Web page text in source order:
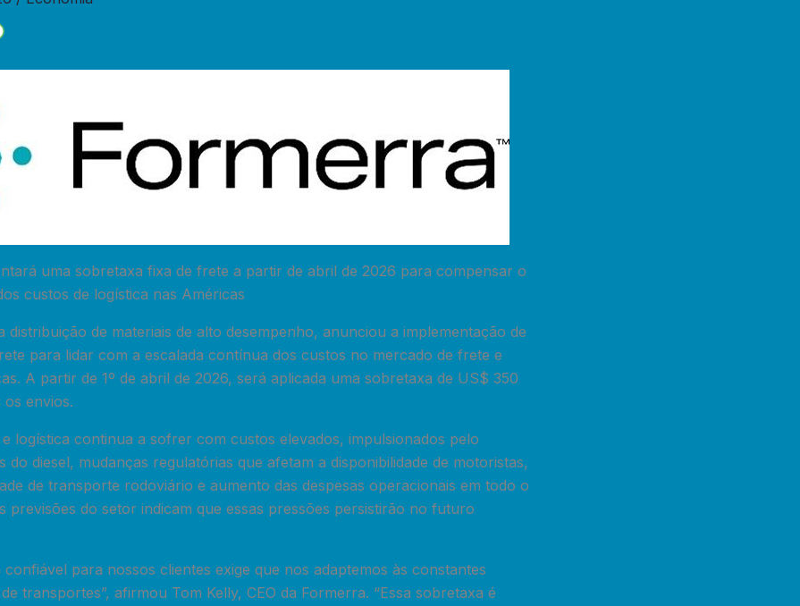
uma sobretaxa fixa de frete a partir de abril de 2026 para compensar o
custos de logística nas Américas
distribuição de materiais de alto desempenho, anunciou a implementação de
para lidar com a escalada contínua dos custos no mercado de frete e
A partir de 1º de abril de 2026, será aplicada uma sobretaxa de US$ 350
envios.
logística continua a sofrer com custos elevados, impulsionados pelo
do diesel, mudanças regulatórias que afetam a disponibilidade de motoristas,
de transporte rodoviário e aumento das despesas operacionais em todo o
previsões do setor indicam que essas pressões persistirão no futuro
para nossos clientes exige que nos adaptemos às constantes
transportes”, afirmou Tom Kelly, CEO da Formerra. “Essa sobretaxa é